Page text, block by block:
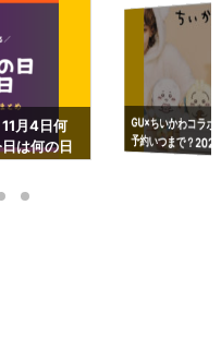
月4日何
は何の日
GU×ちいかわコラ
予約いつまで？
ーチやショルダー